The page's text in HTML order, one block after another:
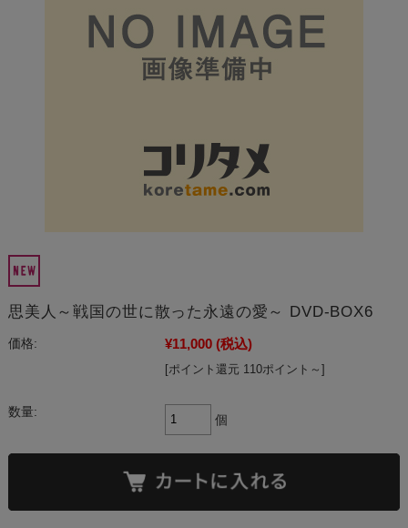
思美人～戦国の世に散った永遠の愛～ DVD-BOX6
価格: ¥11,000 (税込)
[ポイント還元 110ポイント～]
数量:
個